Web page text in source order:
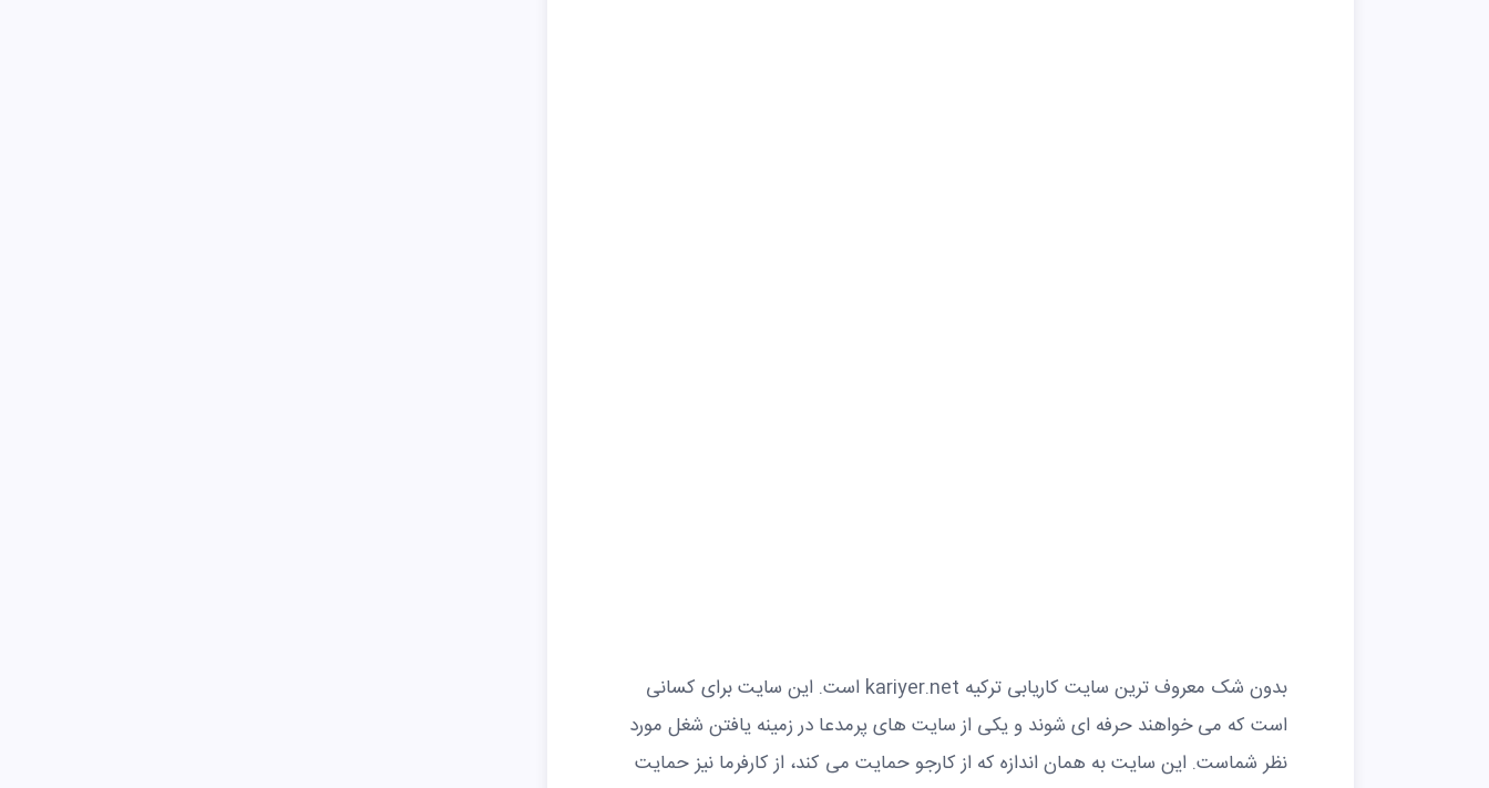
بدون شک معروف ترین سایت کاریابی ترکیه kariyer.net است. این سایت برای کسانی
است که می خواهند حرفه ای شوند و یکی از سایت های پرمدعا در زمینه یافتن شغل مورد
نظر شماست. این سایت به همان اندازه که از کارجو حمایت می کند، از کارفرما نیز حمایت